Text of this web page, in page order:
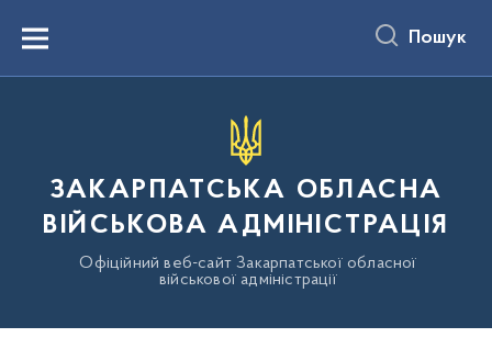
вмістуMenu Пошук
ЗАКАРПАТСЬКА ОБЛАСНА
ВІЙСЬКОВА АДМІНІСТРАЦІЯ
Офіційний веб-сайт Закарпатської обласної
військової адміністрації